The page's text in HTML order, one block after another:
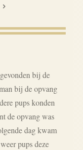
bij de
bij de opvang
pups konden
de opvang was
dag kwam
pups deze